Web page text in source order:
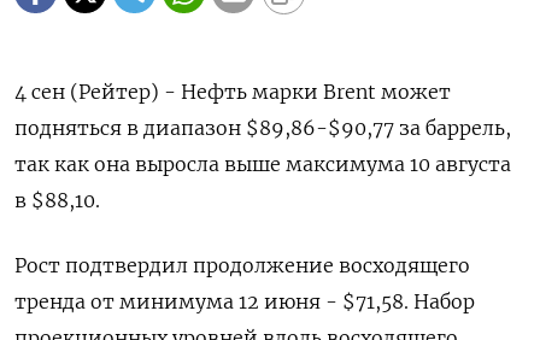
4 сен (Рейтер) - Нефть марки Brent может
подняться в диапазон $89,86-$90,77 за баррель,
так как она выросла выше максимума 10 августа
в $88,10.
Рост подтвердил продолжение восходящего
тренда от минимума 12 июня - $71,58. Набор